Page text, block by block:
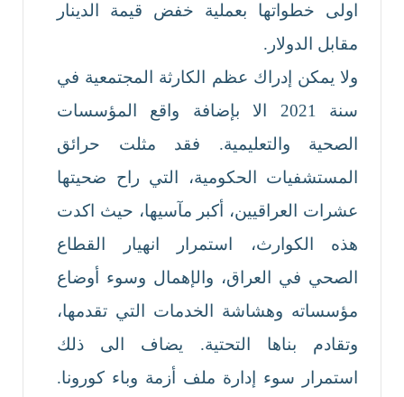
اولى خطواتها بعملية خفض قيمة الدينار
مقابل الدولار.
ولا يمكن إدراك عظم الكارثة المجتمعية في
سنة 2021 الا بإضافة واقع المؤسسات
الصحية والتعليمية. فقد مثلت حرائق
المستشفيات الحكومية، التي راح ضحيتها
عشرات العراقيين، أكبر مآسيها، حيث اكدت
هذه الكوارث، استمرار انهيار القطاع
الصحي في العراق، والإهمال وسوء أوضاع
مؤسساته وهشاشة الخدمات التي تقدمها،
وتقادم بناها التحتية. يضاف الى ذلك
استمرار سوء إدارة ملف أزمة وباء كورونا.